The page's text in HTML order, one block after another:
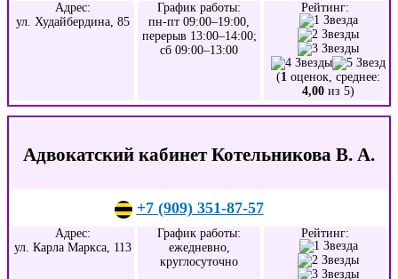
Адрес:
ул. Худайбердина, 85
График работы:
пн-пт 09:00–19:00,
перерыв 13:00–14:00;
сб 09:00–13:00
Рейтинг:
(1 оценок, среднее:
4,00 из 5)
Адвокатский кабинет Котельникова В. А.
+7 (909) 351-87-57
Адрес:
ул. Карла Маркса, 113
График работы:
ежедневно,
круглосуточно
Рейтинг: